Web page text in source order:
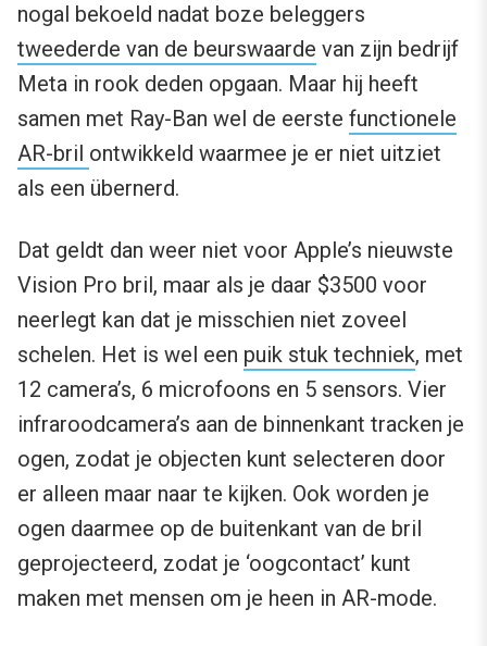
nogal bekoeld nadat boze beleggers
tweederde van de beurswaarde van zijn bedrijf
Meta in rook deden opgaan. Maar hij heeft
samen met Ray-Ban wel de eerste functionele
AR-bril ontwikkeld waarmee je er niet uitziet
als een übernerd.
Dat geldt dan weer niet voor Apple’s nieuwste
Vision Pro bril, maar als je daar $3500 voor
neerlegt kan dat je misschien niet zoveel
schelen. Het is wel een puik stuk techniek, met
12 camera’s, 6 microfoons en 5 sensors. Vier
infraroodcamera’s aan de binnenkant tracken je
ogen, zodat je objecten kunt selecteren door
er alleen maar naar te kijken. Ook worden je
ogen daarmee op de buitenkant van de bril
geprojecteerd, zodat je ‘oogcontact’ kunt
maken met mensen om je heen in AR-mode.